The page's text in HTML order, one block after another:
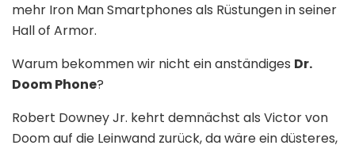
mehr Iron Man Smartphones als Rüstungen in seiner
Hall of Armor.
Warum bekommen wir nicht ein anständiges Dr.
Doom Phone?
Robert Downey Jr. kehrt demnächst als Victor von
Doom auf die Leinwand zurück, da wäre ein düsteres,